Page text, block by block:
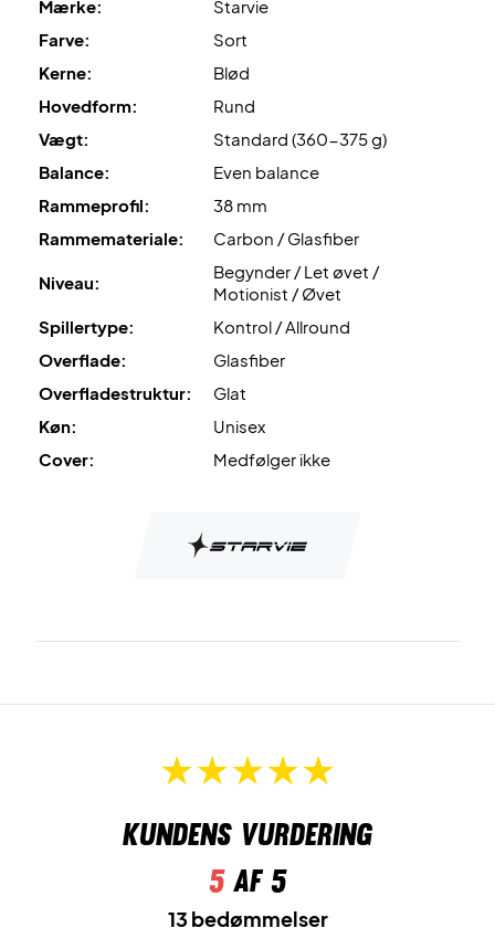
Mærke:
Starvie
Farve:
Sort
Kerne:
Blød
Hovedform:
Rund
Vægt:
Standard (360-375 g)
Balance:
Even balance
Rammeprofil:
38 mm
Rammemateriale:
Carbon / Glasfiber
Niveau:
Begynder / Let øvet /
Motionist / Øvet
Spillertype:
Kontrol / Allround
Overflade:
Glasfiber
Overfladestruktur:
Glat
Køn:
Unisex
Cover:
Medfølger ikke
Kundens vurdering
5af 5
13 bedømmelser